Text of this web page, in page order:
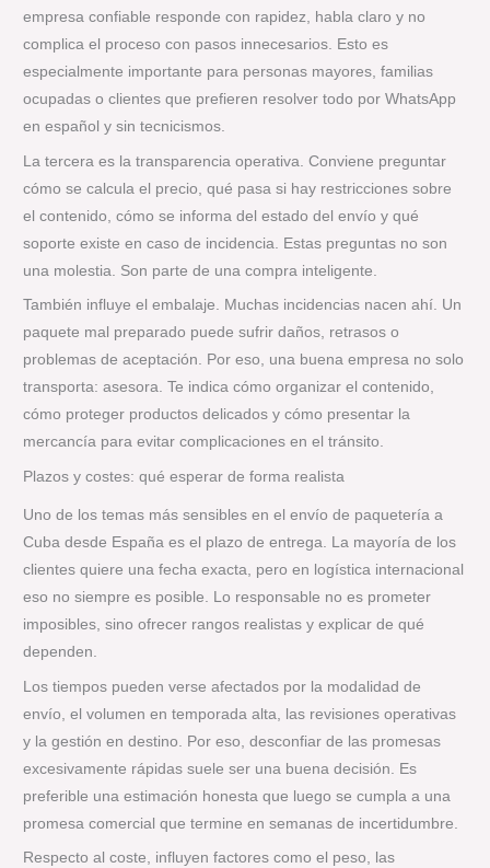
empresa confiable responde con rapidez, habla claro y no
complica el proceso con pasos innecesarios. Esto es
especialmente importante para personas mayores, familias
ocupadas o clientes que prefieren resolver todo por WhatsApp
en español y sin tecnicismos.
La tercera es la transparencia operativa. Conviene preguntar
cómo se calcula el precio, qué pasa si hay restricciones sobre
el contenido, cómo se informa del estado del envío y qué
soporte existe en caso de incidencia. Estas preguntas no son
una molestia. Son parte de una compra inteligente.
También influye el embalaje. Muchas incidencias nacen ahí. Un
paquete mal preparado puede sufrir daños, retrasos o
problemas de aceptación. Por eso, una buena empresa no solo
transporta: asesora. Te indica cómo organizar el contenido,
cómo proteger productos delicados y cómo presentar la
mercancía para evitar complicaciones en el tránsito.
Plazos y costes: qué esperar de forma realista
Uno de los temas más sensibles en el envío de paquetería a
Cuba desde España es el plazo de entrega. La mayoría de los
clientes quiere una fecha exacta, pero en logística internacional
eso no siempre es posible. Lo responsable no es prometer
imposibles, sino ofrecer rangos realistas y explicar de qué
dependen.
Los tiempos pueden verse afectados por la modalidad de
envío, el volumen en temporada alta, las revisiones operativas
y la gestión en destino. Por eso, desconfiar de las promesas
excesivamente rápidas suele ser una buena decisión. Es
preferible una estimación honesta que luego se cumpla a una
promesa comercial que termine en semanas de incertidumbre.
Respecto al coste, influyen factores como el peso, las